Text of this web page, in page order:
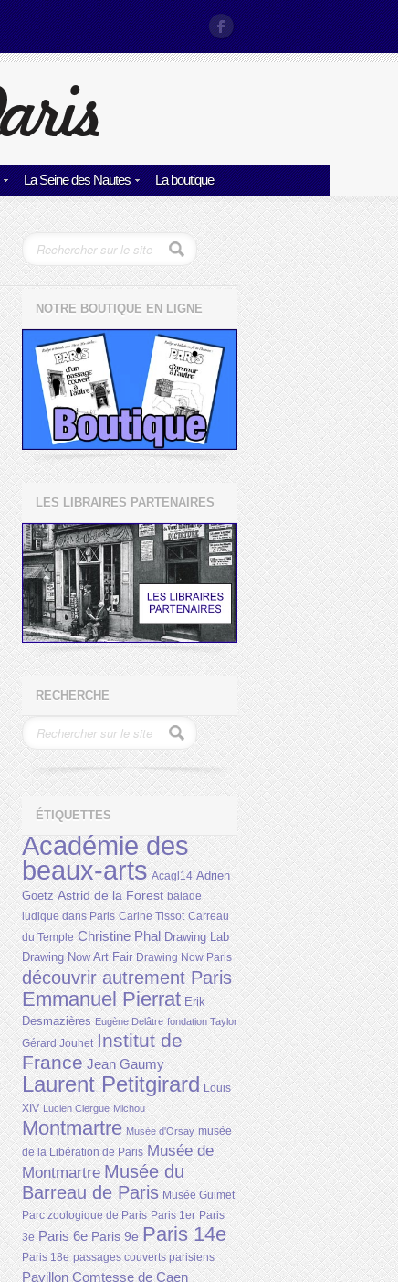
La Seine des Nautes La boutique
NOTRE BOUTIQUE EN LIGNE
LES LIBRAIRES PARTENAIRES
RECHERCHE
ÉTIQUETTES
Académie des
beaux-arts Acagl14 Adrien
Goetz Astrid de la Forest balade
ludique dans Paris Carine Tissot Carreau
du Temple Christine Phal Drawing Lab
Drawing Now Art Fair Drawing Now Paris
découvrir autrement Paris
Emmanuel Pierrat Erik
Desmazières Eugène Delâtre fondation Taylor
Gérard Jouhet Institut de
France Jean Gaumy
Laurent Petitgirard Louis
XIV Lucien Clergue Michou
Montmartre Musée d'Orsay musée
de la Libération de Paris Musée de
Montmartre Musée du
Barreau de Paris Musée Guimet
Parc zoologique de Paris Paris 1er Paris
3e Paris 6e Paris 9e Paris 14e
Paris 18e passages couverts parisiens
Pavillon Comtesse de Caen